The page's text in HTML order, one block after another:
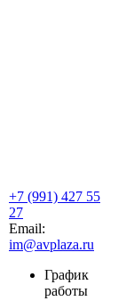
+7 (991) 427 55
27
Email:
im@avplaza.ru
График
работы